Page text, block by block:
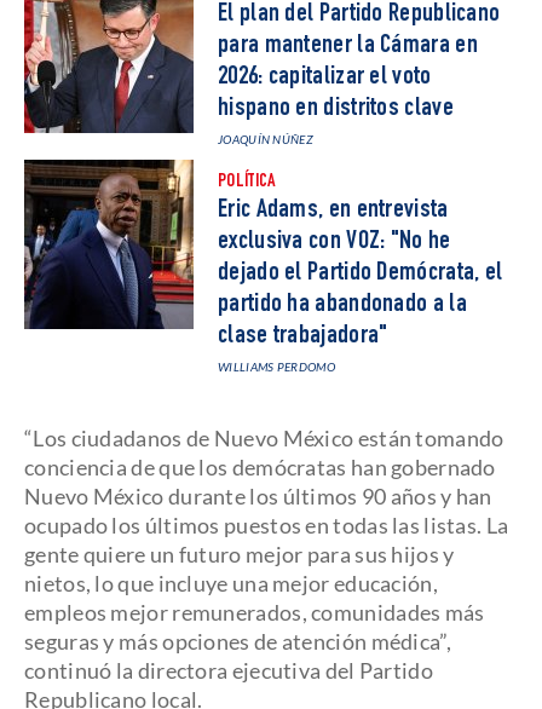
El plan del Partido Republicano
para mantener la Cámara en
2026: capitalizar el voto
hispano en distritos clave
JOAQUÍN NÚÑEZ
POLÍTICA
Eric Adams, en entrevista
exclusiva con VOZ: "No he
dejado el Partido Demócrata, el
partido ha abandonado a la
clase trabajadora"
WILLIAMS PERDOMO
“Los ciudadanos de Nuevo México están tomando
conciencia de que los demócratas han gobernado
Nuevo México durante los últimos 90 años y han
ocupado los últimos puestos en todas las listas. La
gente quiere un futuro mejor para sus hijos y
nietos, lo que incluye una mejor educación,
empleos mejor remunerados, comunidades más
seguras y más opciones de atención médica”,
continuó la directora ejecutiva del Partido
Republicano local.